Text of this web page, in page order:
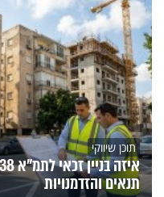
תוכן שיווקי
תנאים והזדמנויות